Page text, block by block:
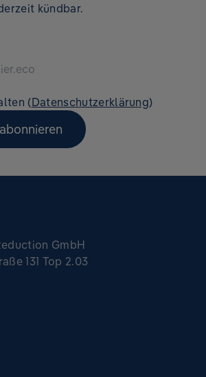
kündbar.
(Datenschutzerklärung)
GmbH
131 Top 2.03